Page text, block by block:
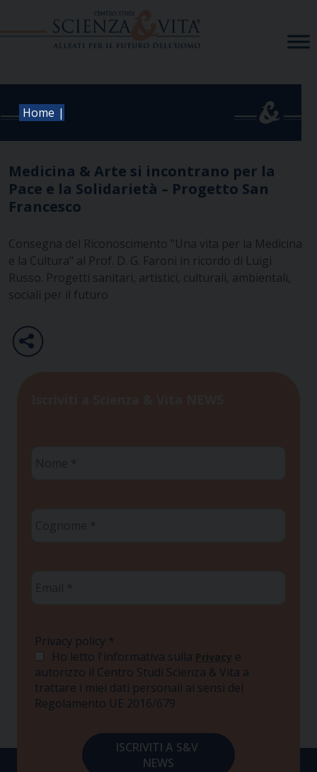
Home |
Medicina & Arte si incontrano per la
Pace e la Solidarietà – Progetto San
Francesco
Consegna del Riconoscimento "Una vita per la Medicina
e la Cultura" al Prof. D. G. Faroni in ricordo di Luigi
Russo. Progetti sanitari, artistici, culturali, ambientali,
sociali per il futuro
Privacy policy *
Ho letto l'informativa sulla Privacy e
autorizzo il Centro Studi Scienza & Vita a
trattare i miei dati personali ai sensi del
Regolamento UE 2016/679